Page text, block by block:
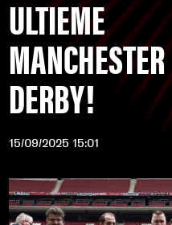
ULTIEME
MANCHESTER
DERBY!
15/09/2025 15:01